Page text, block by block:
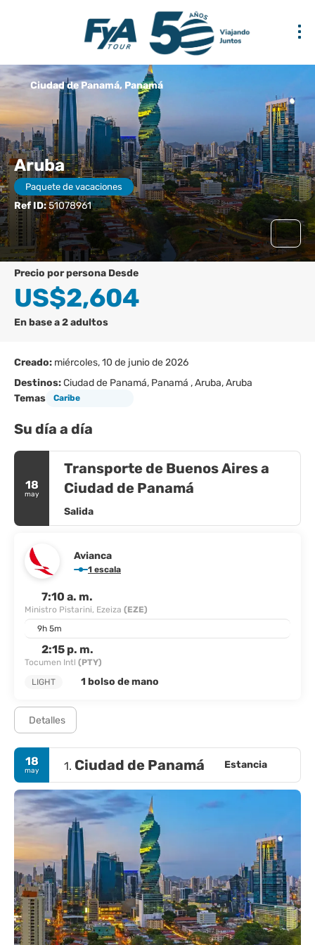
Aruba
Paquete de vacaciones
Ref ID:51078961
Ciudad de Panamá, Panamá
precio por persona Desde
US$2,604
En base a 2 adultos
Creado: miércoles, 10 de junio de 2026
Destinos:Ciudad de Panamá, Panamá , Aruba, Aruba
Temas
Caribe
Su día a día
18
may
Transporte de Buenos Aires a
Ciudad de Panamá
Salida
Avianca
1 escala
7:10 a. m.
Ministro Pistarini, Ezeiza (EZE)
9h 5m
2:15 p. m.
Tocumen Intl (PTY)
LIGHT
1 bolso de mano
Detalles
18
may 1. Ciudad de Panamá Estancia